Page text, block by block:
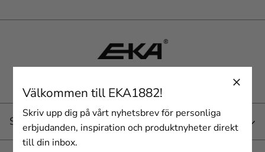
Service
Välkommen till EKA1882!
Skriv upp dig på vårt nyhetsbrev för personliga
erbjudanden, inspiration och produktnyheter direkt
till din inbox.